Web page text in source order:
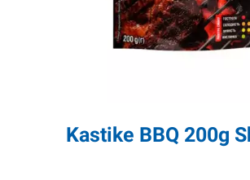
Kastike BBQ 200g